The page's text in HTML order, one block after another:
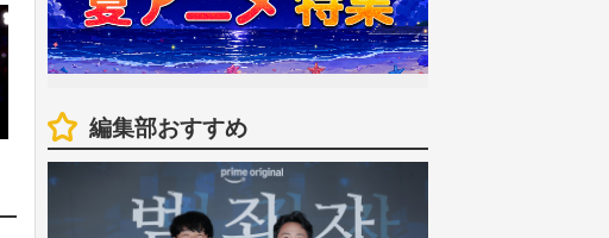
編集部おすすめ